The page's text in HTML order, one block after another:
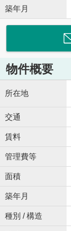
築年月
物件概要
所在地
交通
賃料
管理費等
面積
築年月
種別 / 構造